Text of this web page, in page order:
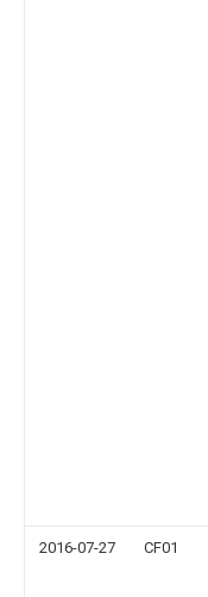
2016-07-27 CF01